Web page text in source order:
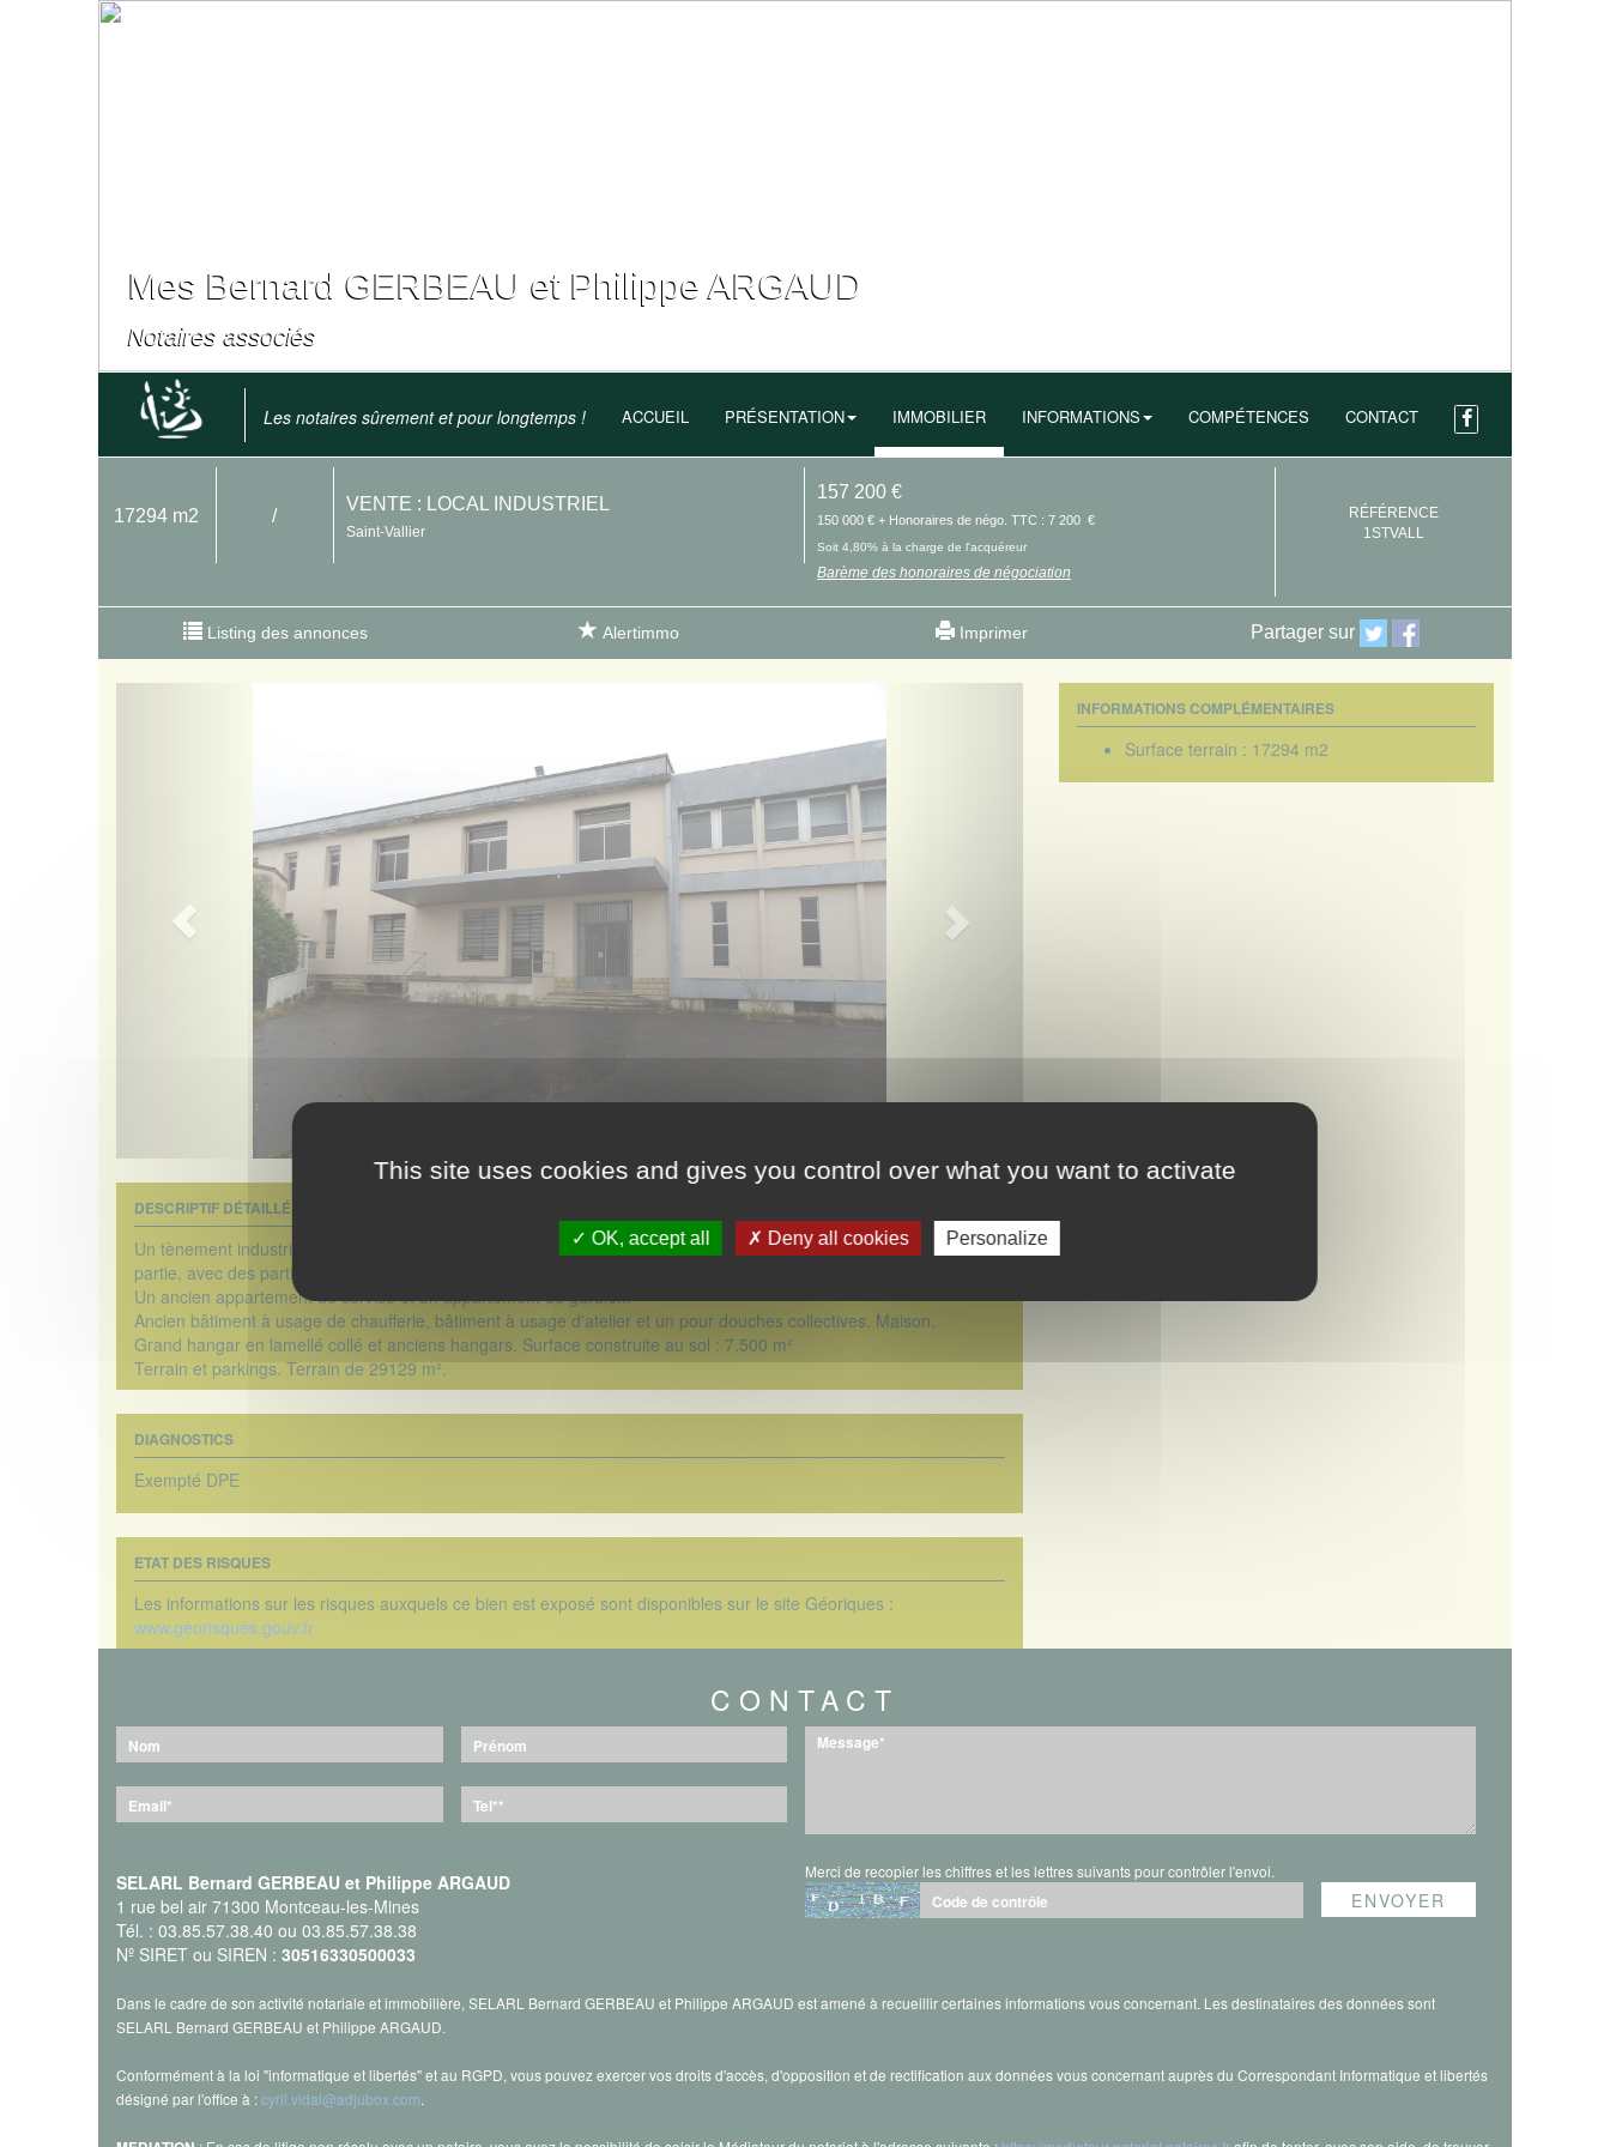
Mes Bernard GERBEAU et Philippe ARGAUD
Notaires associés
Les notaires sûrement et pour longtemps ! ACCUEIL PRÉSENTATION IMMOBILIER INFORMATIONS COMPÉTENCES CONTACT
17294 m2 /
VENTE : LOCAL INDUSTRIEL
Saint-Vallier
157 200 €
150 000 € + Honoraires de négo. TTC : 7 200 €
Soit 4,80% à la charge de l'acquéreur
Barème des honoraires de négociation
RÉFÉRENCE
1STVALL
Listing des annonces Alertimmo Imprimer Partager sur
INFORMATIONS COMPLÉMENTAIRES
Surface terrain : 17294 m2
DESCRIPTIF DÉTAILLÉ
Un tènement industriel en partie sur caves et sous-sol composé d'un RDC, d'un 1er étage et d'un 2nd étage sur
partie, avec des parties anciennement à usage de stockage, d'usinage, de bureaux, cantines et cuisine.
Un ancien appartement de service et un appartement de gardien.
Ancien bâtiment à usage de chaufferie, bâtiment à usage d'atelier et un pour douches collectives. Maison.
Grand hangar en lamellé collé et anciens hangars. Surface construite au sol : 7.500 m²
Terrain et parkings. Terrain de 29129 m².
DIAGNOSTICS
Exempté DPE
ETAT DES RISQUES
Les informations sur les risques auxquels ce bien est exposé sont disponibles sur le site Géoriques :
www.georisques.gouv.fr
CONTACT
SELARL Bernard GERBEAU et Philippe ARGAUD
1 rue bel air 71300 Montceau-les-Mines
Tél. : 03.85.57.38.40 ou 03.85.57.38.38
Nº SIRET ou SIREN :30516330500033
Merci de recopier les chiffres et les lettres suivants pour contrôler l'envoi.
Dans le cadre de son activité notariale et immobilière, SELARL Bernard GERBEAU et Philippe ARGAUD est amené à recueillir certaines informations vous concernant. Les destinataires des données sont
SELARL Bernard GERBEAU et Philippe ARGAUD.
Conformément à la loi "informatique et libertés" et au RGPD, vous pouvez exercer vos droits d'accès, d'opposition et de rectification aux données vous concernant auprès du Correspondant Informatique et libertés
désigné par l'office à :cyril.vidal@adjubox.com.
This site uses cookies and gives you control over what you want to activate
OK, accept all Deny all cookies Personalize